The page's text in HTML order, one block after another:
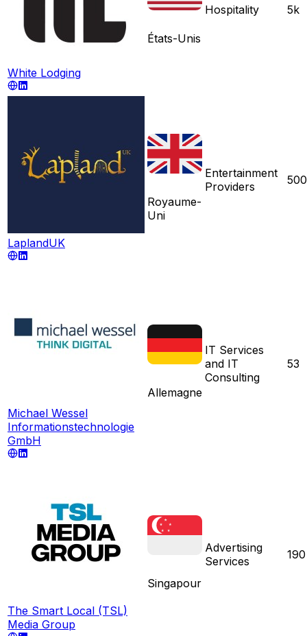
White Lodging
États-Unis
Hospitality 5k
LaplandUK
Royaume-
Uni
Entertainment
Providers
500
Michael Wessel
Informationstechnologie
GmbH
Allemagne
IT Services
and IT
Consulting
53
The Smart Local (TSL)
Media Group
Singapour
Advertising
Services
190